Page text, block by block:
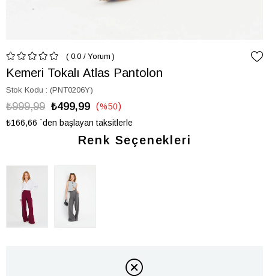
0.0 / Yorum
Kemeri Tokalı Atlas Pantolon
Stok Kodu (PNT0206Y)
₺999,99 ₺499,99 %50
İndirim
₺166,66 `den başlayan taksitlerle
Renk Seçenekleri